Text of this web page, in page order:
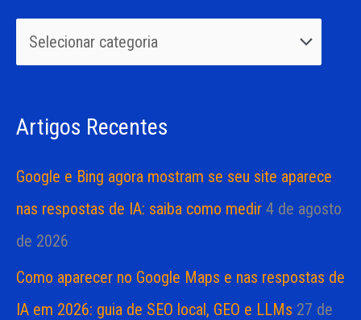
i
a
r
o
sArtigos Recentes
Google e Bing agora mostram se seu site aparece
nas respostas de IA: saiba como medir 4 de agosto
de 2026
Como aparecer no Google Maps e nas respostas de
IA em 2026: guia de SEO local, GEO e LLMs 27 de